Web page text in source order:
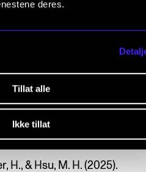
deres.
Tillat alle
Ikke tillat
over hvordan kvalitet i
R., … & Hsu, M. H. (2025).
av
i
H., & Hsu, M. H. (2025).